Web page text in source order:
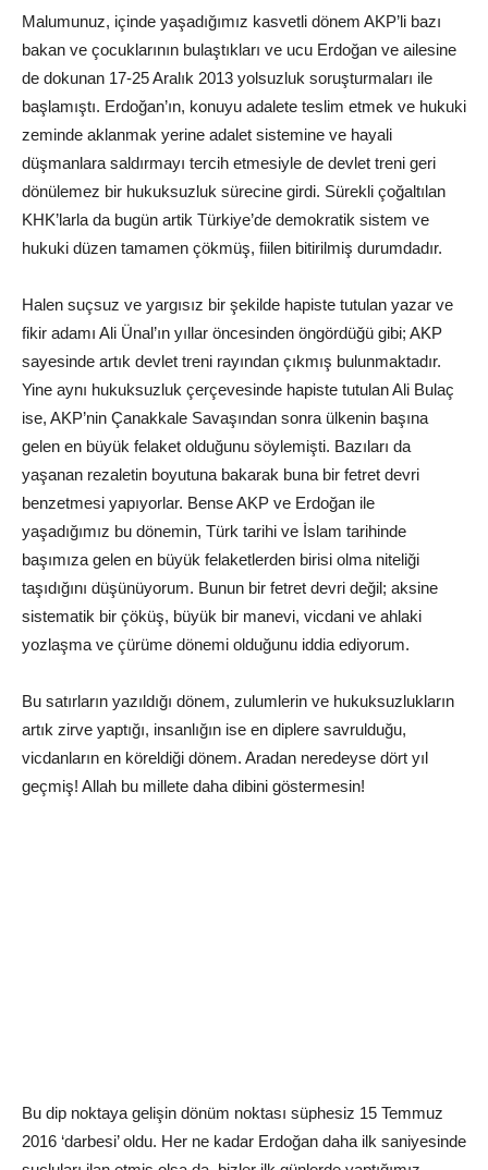
Malumunuz, içinde yaşadığımız kasvetli dönem AKP’li bazı
bakan ve çocuklarının bulaştıkları ve ucu Erdoğan ve ailesine
de dokunan 17-25 Aralık 2013 yolsuzluk soruşturmaları ile
başlamıştı. Erdoğan’ın, konuyu adalete teslim etmek ve hukuki
zeminde aklanmak yerine adalet sistemine ve hayali
düşmanlara saldırmayı tercih etmesiyle de devlet treni geri
dönülemez bir hukuksuzluk sürecine girdi. Sürekli çoğaltılan
KHK’larla da bugün artik Türkiye’de demokratik sistem ve
hukuki düzen tamamen çökmüş, fiilen bitirilmiş durumdadır.
Halen suçsuz ve yargısız bir şekilde hapiste tutulan yazar ve
fikir adamı Ali Ünal’ın yıllar öncesinden öngördüğü gibi; AKP
sayesinde artık devlet treni rayından çıkmış bulunmaktadır.
Yine aynı hukuksuzluk çerçevesinde hapiste tutulan Ali Bulaç
ise, AKP’nin Çanakkale Savaşından sonra ülkenin başına
gelen en büyük felaket olduğunu söylemişti. Bazıları da
yaşanan rezaletin boyutuna bakarak buna bir fetret devri
benzetmesi yapıyorlar. Bense AKP ve Erdoğan ile
yaşadığımız bu dönemin, Türk tarihi ve İslam tarihinde
başımıza gelen en büyük felaketlerden birisi olma niteliği
taşıdığını düşünüyorum. Bunun bir fetret devri değil; aksine
sistematik bir çöküş, büyük bir manevi, vicdani ve ahlaki
yozlaşma ve çürüme dönemi olduğunu iddia ediyorum.
Bu satırların yazıldığı dönem, zulumlerin ve hukuksuzlukların
artık zirve yaptığı, insanlığın ise en diplere savrulduğu,
vicdanların en köreldiği dönem. Aradan neredeyse dört yıl
geçmiş! Allah bu millete daha dibini göstermesin!
Bu dip noktaya gelişin dönüm noktası süphesiz 15 Temmuz
2016 ‘darbesi’ oldu. Her ne kadar Erdoğan daha ilk saniyesinde